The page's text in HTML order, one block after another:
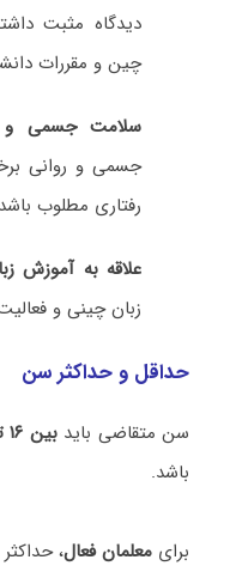
دیدگاه مثبت
چین و مقررات
سلامت جسمی و
جسمی و روانی
رفتاری مطلوب
علاقه به آموزش
زبان چینی و
حداقل و حداکثر سن
سن متقاضی باید بین ۱۶ تا ۳۵ سال
باشد.
برای معلمان فعال، حداکثر سن تا ۴۵